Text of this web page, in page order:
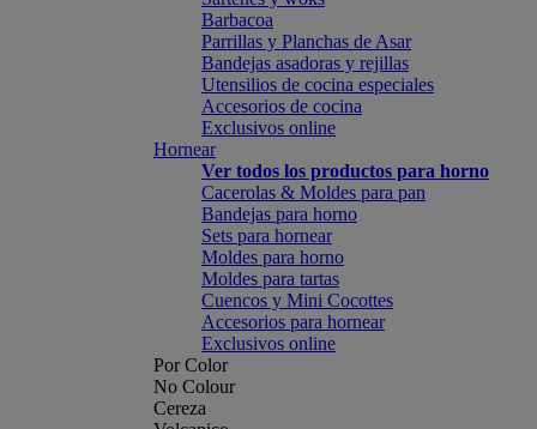
Barbacoa
Parrillas y Planchas de Asar
Bandejas asadoras y rejillas
Utensilios de cocina especiales
Accesorios de cocina
Exclusivos online
Hornear
Ver todos los productos para horno
Cacerolas & Moldes para pan
Bandejas para horno
Sets para hornear
Moldes para horno
Moldes para tartas
Cuencos y Mini Cocottes
Accesorios para hornear
Exclusivos online
Por Color
No Colour
Cereza